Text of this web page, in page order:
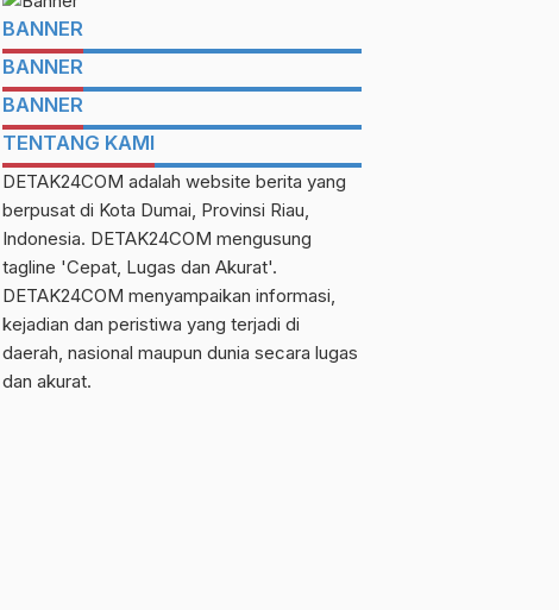
BANNER
BANNER
BANNER
TENTANG KAMI
DETAK24COM adalah website berita yang
berpusat di Kota Dumai, Provinsi Riau,
Indonesia. DETAK24COM mengusung
tagline 'Cepat, Lugas dan Akurat'.
DETAK24COM menyampaikan informasi,
kejadian dan peristiwa yang terjadi di
daerah, nasional maupun dunia secara lugas
dan akurat.